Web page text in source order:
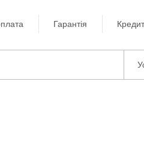
Гарантія Кредит